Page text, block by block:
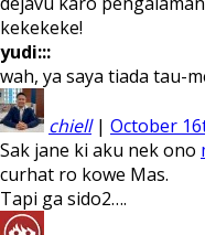
kekekeke!
yudi:::
wah, ya saya tiada tau-
chiell| October
Sak jane ki aku nek ono
curhat ro kowe Mas.
Tapi ga sido2….